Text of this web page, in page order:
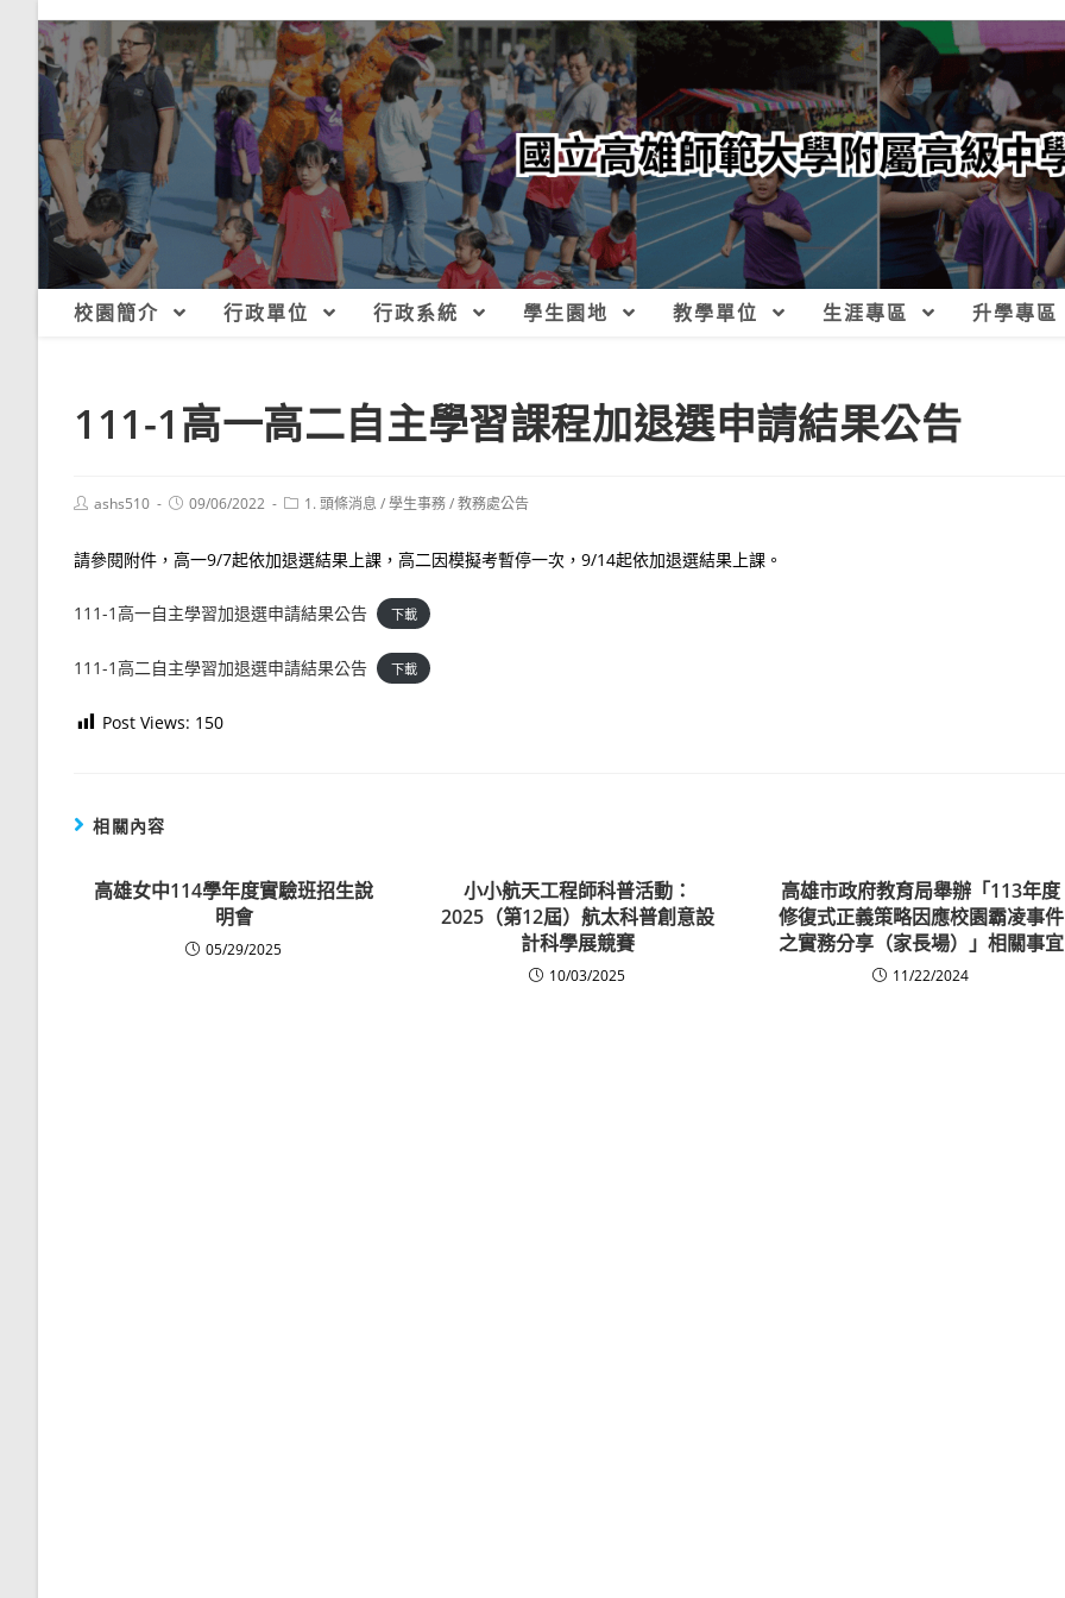
校園簡介 行政單位 行政系統 學生園地 教學單位 生涯專區 升學專區
111-1高一高二自主學習課程加退選申請結果公告
Postashs510
Post09/06/2022
Post1. 頭條消息 /學生事務/教務處公告
請參閱附件，高一9/7起依加退選結果上課，高二因模擬考暫停一次，9/14起依加退選結果上課。
111-1高一自主學習加退選申請結果公告 下載
111-1高二自主學習加退選申請結果公告 下載
Post Views: 150
相關內容
高雄女中114學年度實驗班招生說
明會
05/29/2025
小小航天工程師科普活動：
2025（第12屆）航太科普創意設
計科學展競賽
10/03/2025
高雄市政府教育局舉辦「113年度
修復式正義策略因應校園霸凌事件
之實務分享（家長場）」相關事宜
11/22/2024